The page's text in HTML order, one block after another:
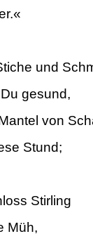
und
gesund,
von
Stund;
Stirling
Müh,